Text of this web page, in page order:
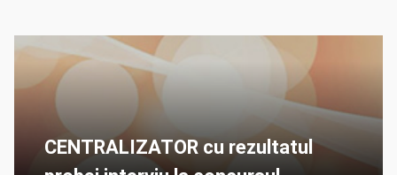
CENTRALIZATOR cu rezultatul